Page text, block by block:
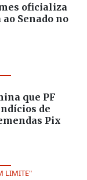
oficializa
Senado no
que PF
de
Pix
LIMITE"